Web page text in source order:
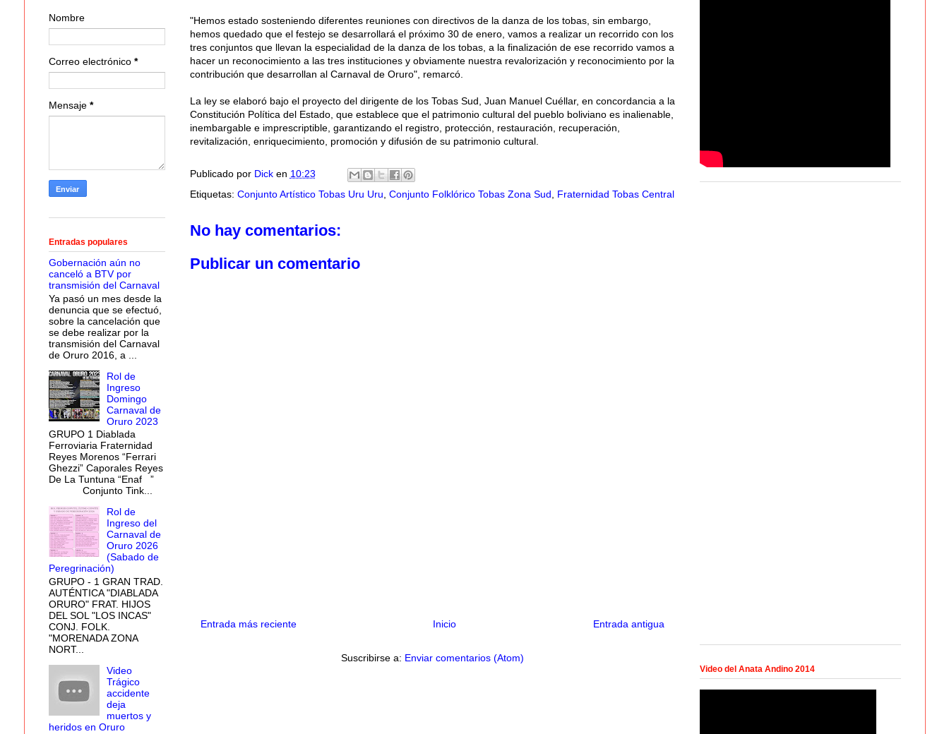
"Hemos estado sosteniendo diferentes reuniones con directivos de la danza de los tobas, sin embargo,
hemos quedado que el festejo se desarrollará el próximo 30 de enero, vamos a realizar un recorrido con los
tres conjuntos que llevan la especialidad de la danza de los tobas, a la finalización de ese recorrido vamos a
hacer un reconocimiento a las tres instituciones y obviamente nuestra revalorización y reconocimiento por la
contribución que desarrollan al Carnaval de Oruro", remarcó.
La ley se elaboró bajo el proyecto del dirigente de los Tobas Sud, Juan Manuel Cuéllar, en concordancia a la
Constitución Política del Estado, que establece que el patrimonio cultural del pueblo boliviano es inalienable,
inembargable e imprescriptible, garantizando el registro, protección, restauración, recuperación,
revitalización, enriquecimiento, promoción y difusión de su patrimonio cultural.
Publicado por Dick en 10:23
Etiquetas: Conjunto Artístico Tobas Uru Uru Conjunto Folklórico Tobas Zona Sud Fraternidad Tobas Central
No hay comentarios:
Publicar un comentario
Entrada más reciente Entrada antigua
Inicio
Suscribirse a: Enviar comentarios (Atom)
Nombre
Correo electrónico *
Mensaje *
Entradas populares
Gobernación aún no
canceló a BTV por
transmisión del Carnaval
Ya pasó un mes desde la
denuncia que se efectuó,
sobre la cancelación que
se debe realizar por la
transmisión del Carnaval
de Oruro 2016, a ...
Rol de
Ingreso
Domingo
Carnaval de
Oruro 2023
GRUPO 1 Diablada
Ferroviaria Fraternidad
Reyes Morenos “Ferrari
Ghezzi” Caporales Reyes
De La Tuntuna “Enaf ”
Conjunto Tink...
Rol de
Ingreso del
Carnaval de
Oruro 2026
(Sabado de
Peregrinación)
GRUPO - 1 GRAN TRAD.
AUTÉNTICA "DIABLADA
ORURO" FRAT. HIJOS
DEL SOL "LOS INCAS"
CONJ. FOLK.
"MORENADA ZONA
NORT...
Video
Trágico
accidente
deja
muertos y
heridos en Oruro
Video del Anata Andino 2014